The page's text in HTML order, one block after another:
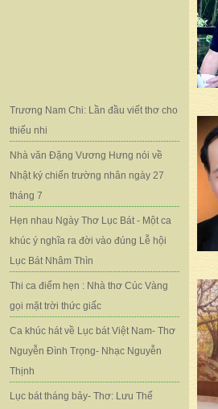
Trương Nam Chi: Lần đầu viết thơ cho
thiếu nhi
Nhà văn Đặng Vương Hưng nói về
Nhật ký chiến trường nhân ngày 27
tháng 7
Hẹn nhau Ngày Thơ Lục Bát - Một ca
khúc ý nghĩa ra đời vào đúng Lễ hội
Lục Bát Nhâm Thìn
Thi ca điểm hẹn : Nhà thơ Cúc Vàng
gọi mặt trời thức giấc
Ca khúc hát về Lục bát Việt Nam- Thơ
Nguyễn Đình Trọng- Nhạc Nguyễn
Thịnh
Lục bát tháng bảy- Thơ: Lưu Thế